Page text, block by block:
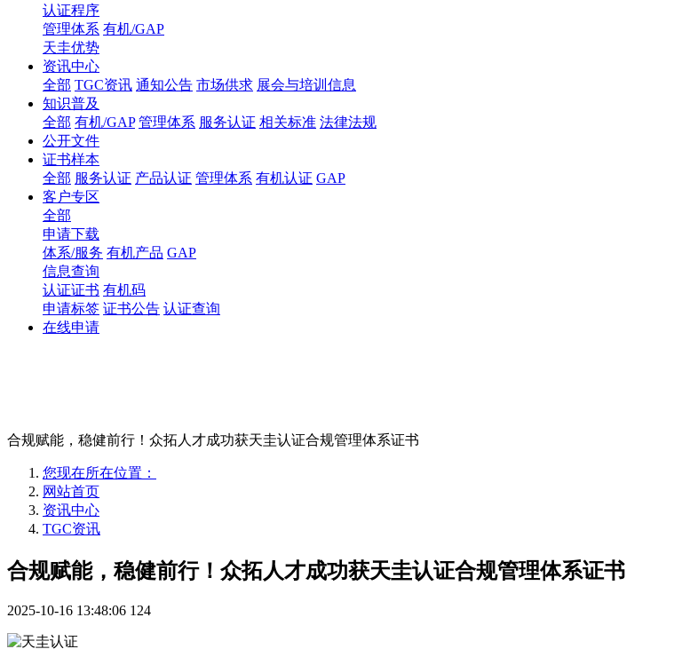
认证程序
管理体系 有机/GAP
天圭优势
资讯中心
全部 TGC资讯 通知公告 市场供求 展会与培训信息
知识普及
全部 有机/GAP 管理体系 服务认证 相关标准 法律法规
公开文件
证书样本
全部 服务认证 产品认证 管理体系 有机认证 GAP
客户专区
全部
申请下载
体系/服务 有机产品 GAP
信息查询
认证证书 有机码
申请标签 证书公告 认证查询
在线申请
合规赋能，稳健前行！众拓人才成功获天圭认证合规管理体系证书
您现在所在位置：
网站首页
资讯中心
TGC资讯
合规赋能，稳健前行！众拓人才成功获天圭认证合规管理体系证书
2025-10-16 13:48:06 124